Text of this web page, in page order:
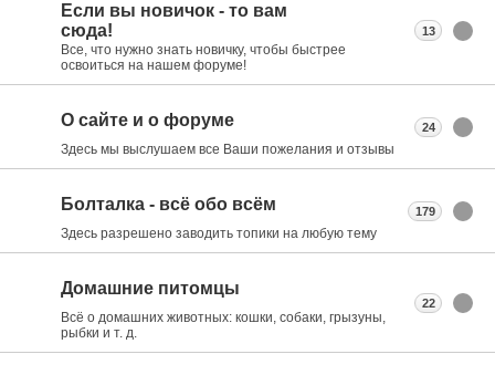
Если вы новичок - то вам
сюда!
Все, что нужно знать новичку, чтобы быстрее
освоиться на нашем форуме!
13
О сайте и о форуме
Здесь мы выслушаем все Ваши пожелания и отзывы
24
Болталка - всё обо всём
Здесь разрешено заводить топики на любую тему
179
Домашние питомцы
Всё о домашних животных: кошки, собаки, грызуны,
рыбки и т. д.
22